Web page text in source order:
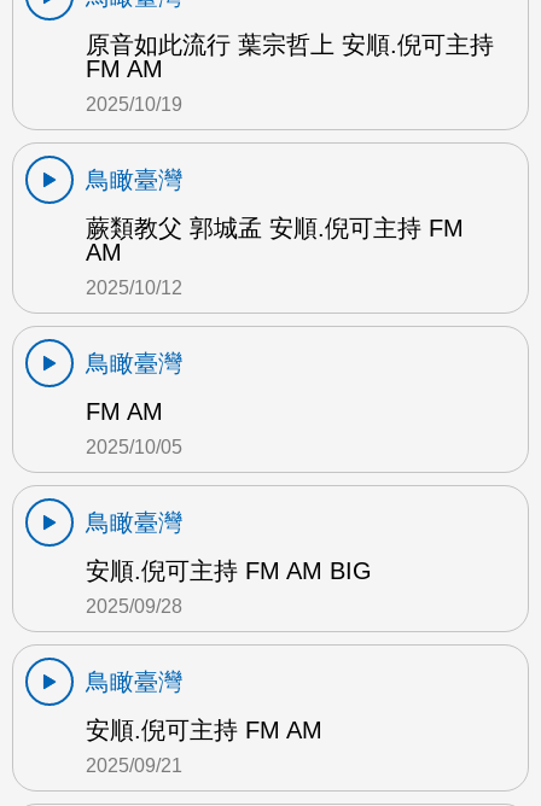
原音如此流行 葉宗哲上 安順.倪可主持
FM AM
2025/10/19
鳥瞰臺灣
蕨類教父 郭城孟 安順.倪可主持 FM
AM
2025/10/12
鳥瞰臺灣
FM AM
2025/10/05
鳥瞰臺灣
安順.倪可主持 FM AM BIG
2025/09/28
鳥瞰臺灣
安順.倪可主持 FM AM
2025/09/21